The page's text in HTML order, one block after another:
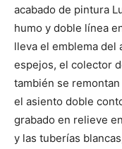
acabado de pintura
humo y doble línea
lleva el emblema del
espejos, el colector
también se
el asiento doble
grabado en relieve
y las tuberías